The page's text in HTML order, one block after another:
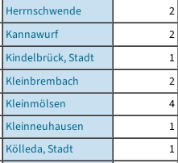
Herrnschwende
2
Kannawurf
2
Kindelbrück, Stadt
1
Kleinbrembach
2
Kleinmölsen
4
Kleinneuhausen
1
Kölleda, Stadt
1